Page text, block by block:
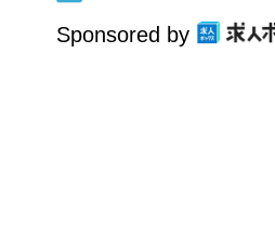
Sponsored by